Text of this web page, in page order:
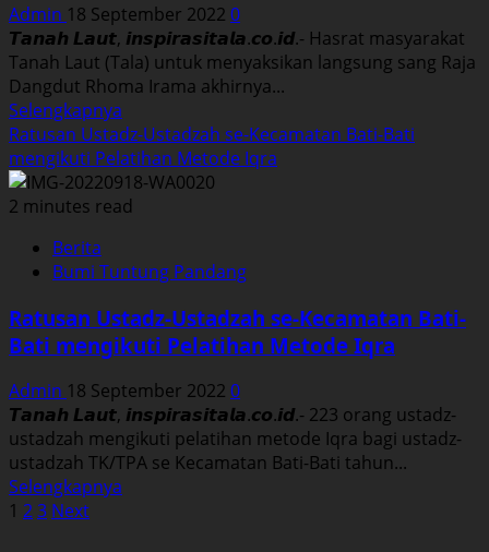
Kabupaten.
Admin 18 September 2022 0
𝙏𝙖𝙣𝙖𝙝 𝙇𝙖𝙪𝙩, 𝙞𝙣𝙨𝙥𝙞𝙧𝙖𝙨𝙞𝙩𝙖𝙡𝙖.𝙘𝙤.𝙞𝙙.- Hasrat masyarakat
Tanah Laut (Tala) untuk menyaksikan langsung sang Raja
Dangdut Rhoma Irama akhirnya...
Selengkapnya
more
about
Bertajuk
Pesta
Dangdut
Ribuan
Penonton
Tanah
Laut
Ratusan Ustadz-Ustadzah se-Kecamatan Bati-Bati
mengikuti Pelatihan Metode Iqra
2 minutes read
Berita
Bumi Tuntung Pandang
Ratusan Ustadz-Ustadzah se-Kecamatan Bati-
Bati mengikuti Pelatihan Metode Iqra
Admin 18 September 2022 0
𝙏𝙖𝙣𝙖𝙝 𝙇𝙖𝙪𝙩, 𝙞𝙣𝙨𝙥𝙞𝙧𝙖𝙨𝙞𝙩𝙖𝙡𝙖.𝙘𝙤.𝙞𝙙.- 223 orang ustadz-
ustadzah mengikuti pelatihan metode Iqra bagi ustadz-
ustadzah TK/TPA se Kecamatan Bati-Bati tahun...
Selengkapnya
Paginasi
1 23 Next